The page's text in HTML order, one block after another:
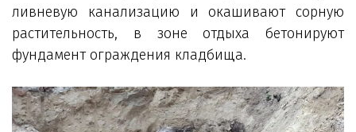
ливневую канализацию и окашивают сорную
растительность, в зоне отдыха бетонируют
фундамент ограждения кладбища.